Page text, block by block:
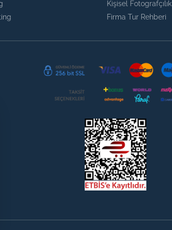
Kişisel Fotografçılık
Firma Tur Rehberi